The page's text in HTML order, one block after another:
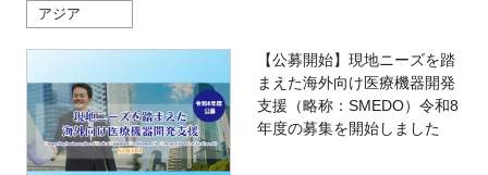
アジア
【公募開始】現地ニーズを踏
まえた海外向け医療機器開発
支援（略称：SMEDO）令和8
年度の募集を開始しました